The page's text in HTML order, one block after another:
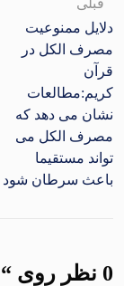
قبلی
دلایل ممنوعیت
مصرف الکل در
قرآن
کریم:مطالعات
نشان می دهد که
مصرف الکل می
تواند مستقیما
باعث سرطان شود
0 نظر روی “